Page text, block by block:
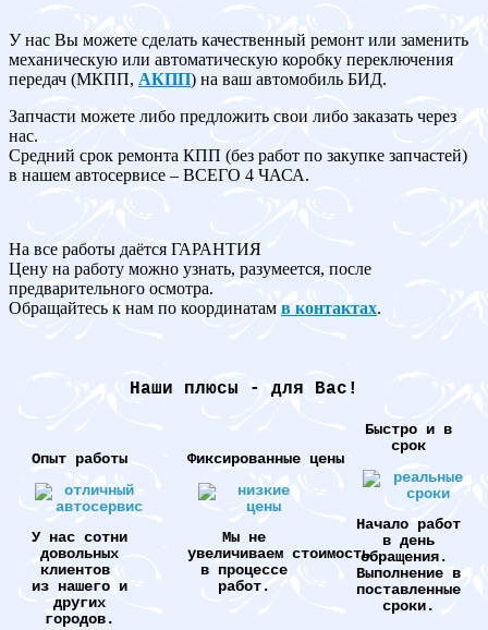
У нас Вы можете сделать качественный ремонт или заменить
механическую или автоматическую коробку переключения
передач (МКПП, АКПП) на ваш автомобиль БИД.
Запчасти можете либо предложить свои либо заказать через
нас.
Средний срок ремонта КПП (без работ по закупке запчастей)
в нашем автосервисе – ВСЕГО 4 ЧАСА.
На все работы даётся ГАРАНТИЯ
Цену на работу можно узнать, разумеется, после
предварительного осмотра.
Обращайтесь к нам по координатам в контактах.
Наши плюсы - для Вас!
Опыт работы
У нас сотни
довольных
клиентов
из нашего и
других
городов.
Фиксированные цены
Мы не
увеличиваем стоимость
в процессе
работ.
Быстро и в
срок
Начало работ
в день
обращения.
Выполнение в
поставленные
сроки.